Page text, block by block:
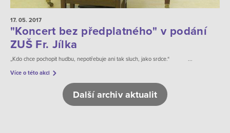
17. 05. 2017
"Koncert bez předplatného" v podání
ZUŠ Fr. Jílka
„Kdo chce pochopit hudbu, nepotřebuje ani tak sluch, jako srdce.“ ...
Více o této akci
Další archiv aktualit